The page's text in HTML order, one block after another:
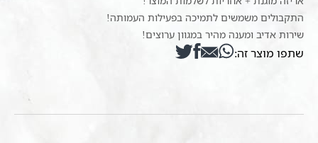
התקבולים משמשים לתמיכה בפעילות העמותה!
שירות אדיב ומענה מהיר במגוון ערוצים!
שתפו מוצר זה: